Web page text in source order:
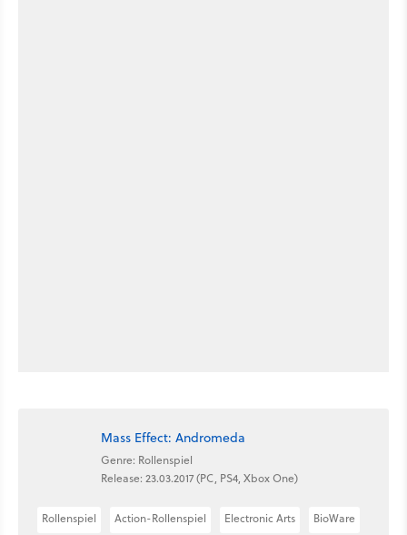
Mass Effect: Andromeda
Genre: Rollenspiel
Release: 23.03.2017 (PC, PS4, Xbox One)
Rollenspiel Action-Rollenspiel Electronic Arts BioWare